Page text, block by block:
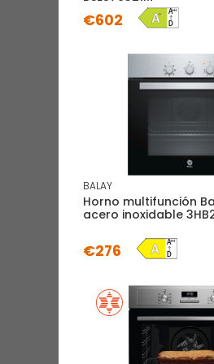
€602
BALAY
Horno multifunción
acero inoxidable
€276